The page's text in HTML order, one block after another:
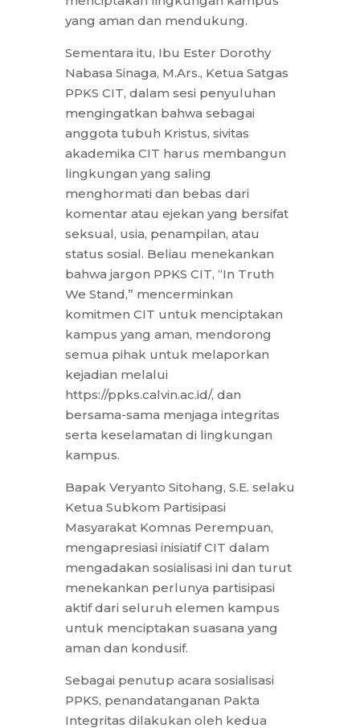
yang aman dan mendukung.
Sementara itu, Ibu Ester Dorothy
Nabasa Sinaga, M.Ars., Ketua Satgas
PPKS CIT, dalam sesi penyuluhan
mengingatkan bahwa sebagai
anggota tubuh Kristus, sivitas
akademika CIT harus membangun
lingkungan yang saling
menghormati dan bebas dari
komentar atau ejekan yang bersifat
seksual, usia, penampilan, atau
status sosial. Beliau menekankan
bahwa jargon PPKS CIT, “In Truth
We Stand,” mencerminkan
komitmen CIT untuk menciptakan
kampus yang aman, mendorong
semua pihak untuk melaporkan
kejadian melalui
https://ppks.calvin.ac.id/, dan
bersama-sama menjaga integritas
serta keselamatan di lingkungan
kampus.
Bapak Veryanto Sitohang, S.E. selaku
Ketua Subkom Partisipasi
Masyarakat Komnas Perempuan,
mengapresiasi inisiatif CIT dalam
mengadakan sosialisasi ini dan turut
menekankan perlunya partisipasi
aktif dari seluruh elemen kampus
untuk menciptakan suasana yang
aman dan kondusif.
Sebagai penutup acara sosialisasi
PPKS, penandatanganan Pakta
Integritas dilakukan oleh kedua